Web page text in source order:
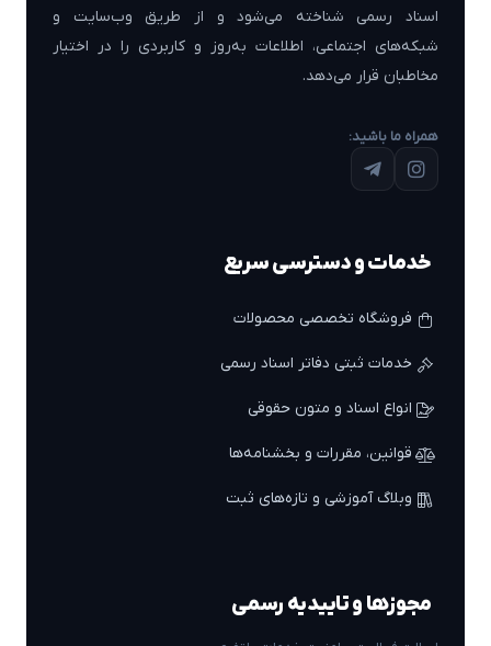
اسناد رسمی شناخته می‌شود و از طریق وب‌سایت و
شبکه‌های اجتماعی، اطلاعات به‌روز و کاربردی را در اختیار
مخاطبان قرار می‌دهد.
همراه ما باشید:
خدمات و دسترسی سریع
فروشگاه تخصصی محصولات
خدمات ثبتی دفاتر اسناد رسمی
انواع اسناد و متون حقوقی
قوانین، مقررات و بخشنامه‌ها
وبلاگ آموزشی و تازه‌های ثبت
مجوزها و تاییدیه رسمی